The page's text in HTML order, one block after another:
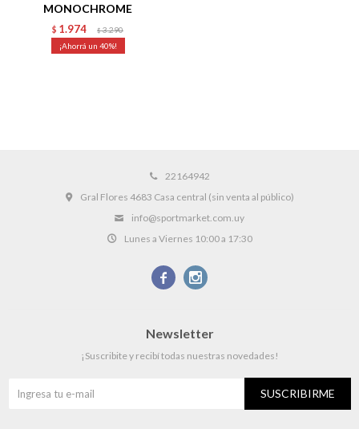
MONOCHROME
$ 1.974 $ 3.290
40
22164942
Gral Flores 4683 Casa central (sin venta al público)
info@sportmarket.com.uy
Lunes a Viernes 10:00 a 17:30
 
Newsletter
¡Suscribite y recibí todas nuestras novedades!
SUSCRIBIRME